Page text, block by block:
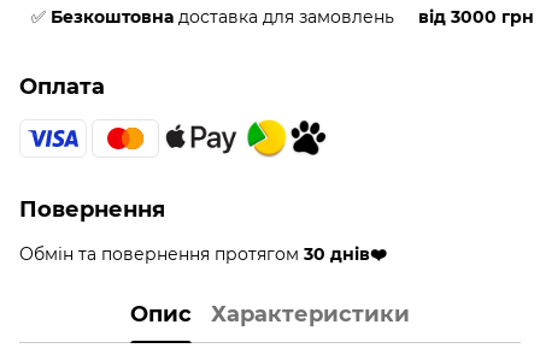
✅ Безкоштовна доставка для замовлень від 3000 грн
Оплата
Повернення
Обмін та повернення протягом 30 днів❤️
Опис Характеристики